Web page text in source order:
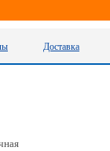
Доставка